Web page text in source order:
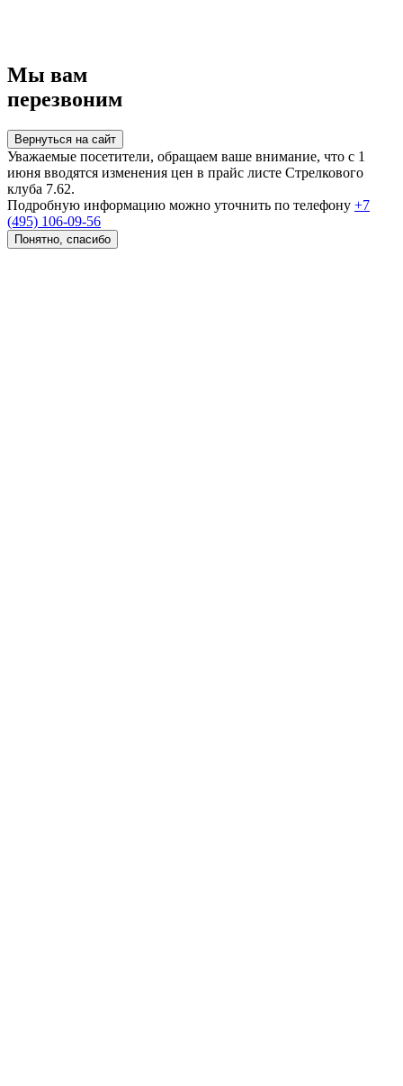
Мы вам
перезвоним
Вернуться на сайт
Уважаемые посетители, обращаем ваше внимание, что с 1
июня вводятся изменения цен в прайс листе Стрелкового
клуба 7.62.
Подробную информацию можно уточнить по телефону +7
(495) 106-09-56
Понятно, спасибо